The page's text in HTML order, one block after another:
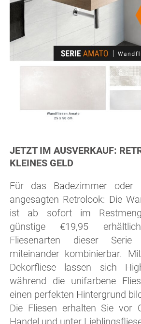
JETZT IM AUSVERKAUF:
KLEINES GELD
Für das Badezimmer oder
angesagten Retrolook: Die
ist ab sofort im
günstige €19,95
Fliesenarten dieser Serie
miteinander kombinierbar.
Dekorfliese lassen sich
während die unifarbene
einen perfekten Hintergrund
Die Fliesen erhalten Sie vor
Handel und unter